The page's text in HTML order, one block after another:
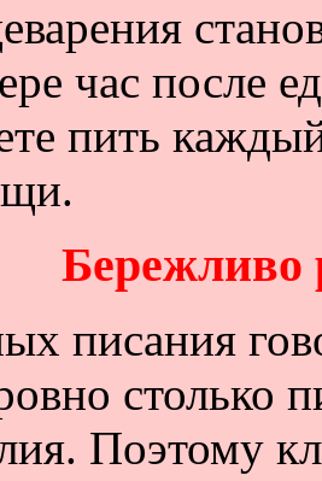
час после
пить
Бережливо
писания
Поэтому